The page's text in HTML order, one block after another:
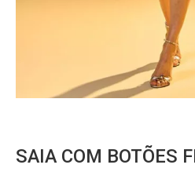
SAIA COM BOTÕES